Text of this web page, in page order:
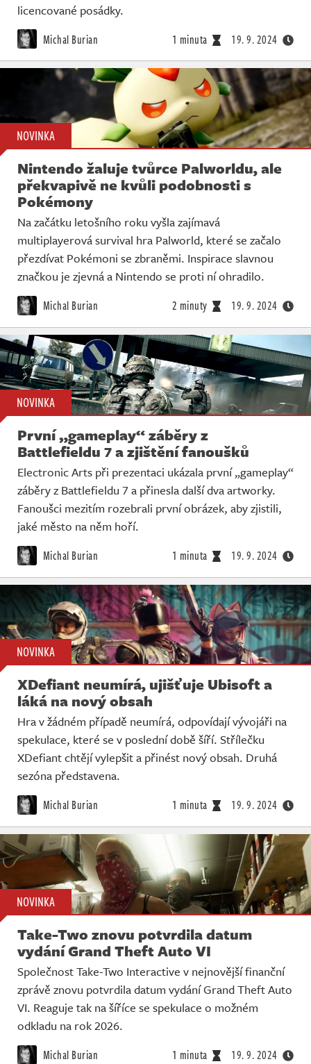
licencované posádky.
Michal Burian 1 minuta 19. 9. 2024
NOVINKA
Nintendo žaluje tvůrce Palworldu, ale
překvapivě ne kvůli podobnosti s
Pokémony
Na začátku letošního roku vyšla zajímavá
multiplayerová survival hra Palworld, které se začalo
přezdívat Pokémoni se zbraněmi. Inspirace slavnou
značkou je zjevná a Nintendo se proti ní ohradilo.
Michal Burian 2 minuty 19. 9. 2024
NOVINKA
První „gameplay“ záběry z
Battlefieldu 7 a zjištění fanoušků
Electronic Arts při prezentaci ukázala první „gameplay“
záběry z Battlefieldu 7 a přinesla další dva artworky.
Fanoušci mezitím rozebrali první obrázek, aby zjistili,
jaké město na něm hoří.
Michal Burian 1 minuta 19. 9. 2024
NOVINKA
XDefiant neumírá, ujišťuje Ubisoft a
láká na nový obsah
Hra v žádném případě neumírá, odpovídají vývojáři na
spekulace, které se v poslední době šíří. Střílečku
XDefiant chtějí vylepšit a přinést nový obsah. Druhá
sezóna představena.
Michal Burian 1 minuta 19. 9. 2024
NOVINKA
Take-Two znovu potvrdila datum
vydání Grand Theft Auto VI
Společnost Take-Two Interactive v nejnovější finanční
zprávě znovu potvrdila datum vydání Grand Theft Auto
VI. Reaguje tak na šíříce se spekulace o možném
odkladu na rok 2026.
Michal Burian 1 minuta 19. 9. 2024